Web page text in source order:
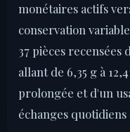
monétaires actifs
conservation
37 pièces recensées
allant de 6,35 g à
prolongée et d'un
échanges